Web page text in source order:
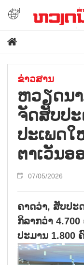
ຂ່າວສານ
ຫວຽດນາ
ຈັດສັບປ
ປະເພດ
ຕາເວັນອ
07/05/2026
ຄາດວ່າ, ສັບປະ
ກິລາກວ່າ
ປະມານ 1.800